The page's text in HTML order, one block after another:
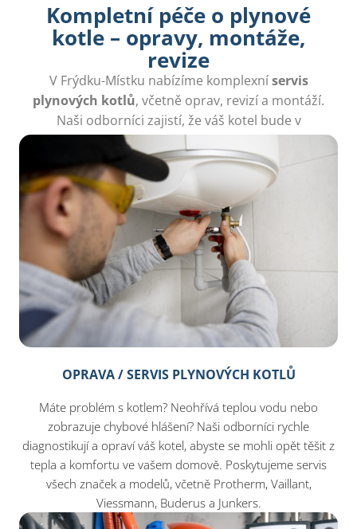
Kompletní péče o plynové
kotle – opravy, montáže,
revize
V Frýdku-Místku nabízíme komplexníservis
plynových kotlů, včetně oprav, revizí a montáží.
Naši odborníci zajistí, že váš kotel bude v
perfektním stavu a bezpečně fungovat.
OPRAVA / SERVIS PLYNOVÝCH KOTLŮ
Máte problém s kotlem? Neohřívá teplou vodu nebo
zobrazuje chybové hlášení? Naši odborníci rychle
diagnostikují a opraví váš kotel, abyste se mohli opět těšit z
tepla a komfortu ve vašem domově. Poskytujeme servis
všech značek a modelů, včetně Protherm, Vaillant,
Viessmann, Buderus a Junkers.